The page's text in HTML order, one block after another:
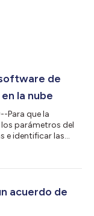
de
la nube
Para que la
parámetros del
e identificar las
una solución
GCE® con la
acuerdo de